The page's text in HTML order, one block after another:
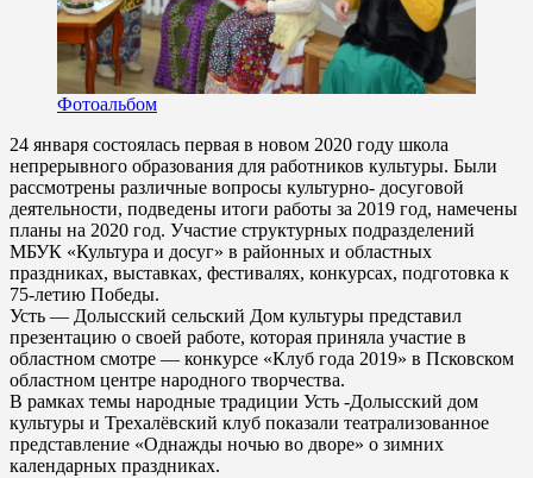
Фотоальбом
24 января состоялась первая в новом 2020 году школа
непрерывного образования для работников культуры. Были
рассмотрены различные вопросы культурно- досуговой
деятельности, подведены итоги работы за 2019 год, намечены
планы на 2020 год. Участие структурных подразделений
МБУК «Культура и досуг» в районных и областных
праздниках, выставках, фестивалях, конкурсах, подготовка к
75-летию Победы.
Усть — Долысский сельский Дом культуры представил
презентацию о своей работе, которая приняла участие в
областном смотре — конкурсе «Клуб года 2019» в Псковском
областном центре народного творчества.
В рамках темы народные традиции Усть -Долысский дом
культуры и Трехалёвский клуб показали театрализованное
представление «Однажды ночью во дворе» о зимних
календарных праздниках.